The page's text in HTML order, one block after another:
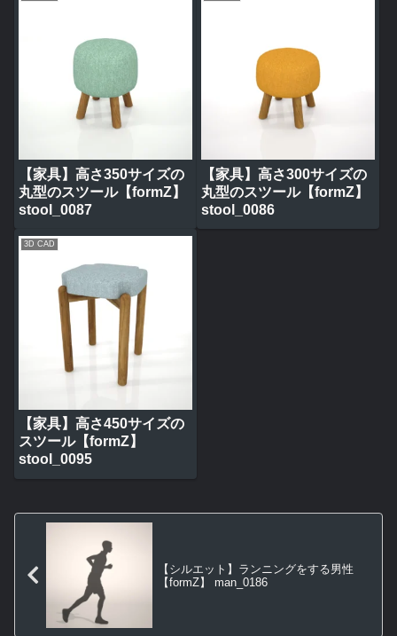
【家具】高さ350サイズの
丸型のスツール【formZ】
stool_0087
【家具】高さ300サイズの
丸型のスツール【formZ】
stool_0086
3D CAD
【家具】高さ450サイズの
スツール【formZ】
stool_0095
【シルエット】ランニングをする男性
【formZ】 man_0186